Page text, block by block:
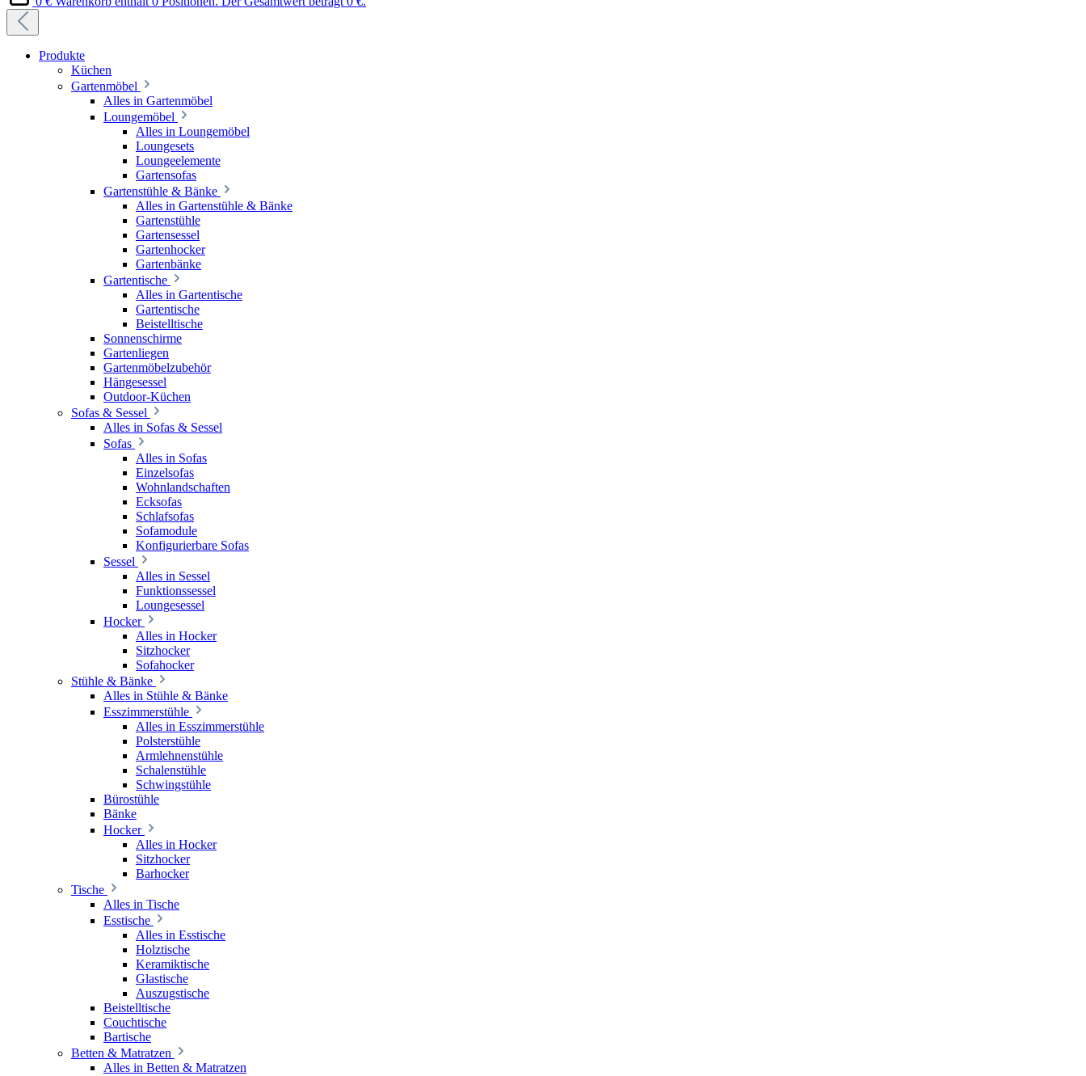
Produkte
Küchen
Gartenmöbel
Alles in Gartenmöbel
Loungemöbel
Alles in Loungemöbel
Loungesets
Loungeelemente
Gartensofas
Gartenstühle & Bänke
Alles in Gartenstühle & Bänke
Gartenstühle
Gartensessel
Gartenhocker
Gartenbänke
Gartentische
Alles in Gartentische
Gartentische
Beistelltische
Sonnenschirme
Gartenliegen
Gartenmöbelzubehör
Hängesessel
Outdoor-Küchen
Sofas & Sessel
Alles in Sofas & Sessel
Sofas
Alles in Sofas
Einzelsofas
Wohnlandschaften
Ecksofas
Schlafsofas
Sofamodule
Konfigurierbare Sofas
Sessel
Alles in Sessel
Funktionssessel
Loungesessel
Hocker
Alles in Hocker
Sitzhocker
Sofahocker
Stühle & Bänke
Alles in Stühle & Bänke
Esszimmerstühle
Alles in Esszimmerstühle
Polsterstühle
Armlehnenstühle
Schalenstühle
Schwingstühle
Bürostühle
Bänke
Hocker
Alles in Hocker
Sitzhocker
Barhocker
Tische
Alles in Tische
Esstische
Alles in Esstische
Holztische
Keramiktische
Glastische
Auszugstische
Beistelltische
Couchtische
Bartische
Betten & Matratzen
Alles in Betten & Matratzen